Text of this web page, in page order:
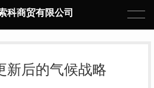
科商贸有限公司
新后的气候战略